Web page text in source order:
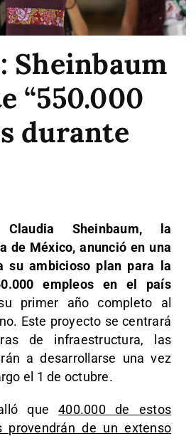
Sheinbaum
“550.000
durante
Claudia Sheinbaum, la
de México, anunció en una
su ambicioso plan para la
empleos en el país
primer año completo al
Este proyecto se centrará
de infraestructura, las
a desarrollarse una vez
el 1 de octubre.
que400.000 de estos
provendrán de un extenso